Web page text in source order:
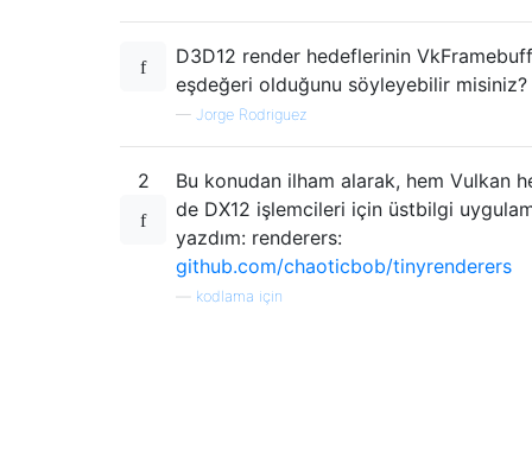
D3D12 render hedeflerinin
eşdeğeri olduğunu söyleyebilir misiniz?
— Jorge Rodriguez
2
Bu konudan ilham alarak, hem Vulkan
de DX12 işlemcileri için üstbilgi
yazdım: renderers:
github.com/chaoticbob/tinyrenderers
kodlama için